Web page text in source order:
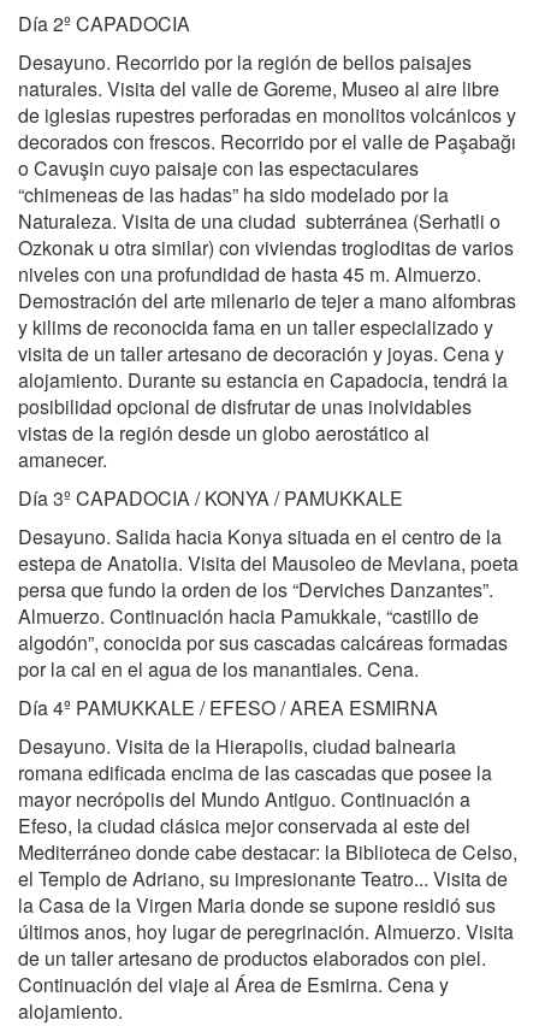
Día 2º CAPADOCIA
Desayuno. Recorrido por la región de bellos paisajes
naturales. Visita del valle de Goreme, Museo al aire libre
de iglesias rupestres perforadas en monolitos volcánicos y
decorados con frescos. Recorrido por el valle de Paşabağı
o Cavuşin cuyo paisaje con las espectaculares
“chimeneas de las hadas” ha sido modelado por la
Naturaleza. Visita de una ciudad subterránea (Serhatli o
Ozkonak u otra similar) con viviendas trogloditas de varios
niveles con una profundidad de hasta 45 m. Almuerzo.
Demostración del arte milenario de tejer a mano alfombras
y kilims de reconocida fama en un taller especializado y
visita de un taller artesano de decoración y joyas. Cena y
alojamiento. Durante su estancia en Capadocia, tendrá la
posibilidad opcional de disfrutar de unas inolvidables
vistas de la región desde un globo aerostático al
amanecer.
Día 3º CAPADOCIA / KONYA / PAMUKKALE
Desayuno. Salida hacia Konya situada en el centro de la
estepa de Anatolia. Visita del Mausoleo de Mevlana, poeta
persa que fundo la orden de los “Derviches Danzantes”.
Almuerzo. Continuación hacia Pamukkale, “castillo de
algodón”, conocida por sus cascadas calcáreas formadas
por la cal en el agua de los manantiales. Cena.
Día 4º PAMUKKALE / EFESO / AREA ESMIRNA
Desayuno. Visita de la Hierapolis, ciudad balnearia
romana edificada encima de las cascadas que posee la
mayor necrópolis del Mundo Antiguo. Continuación a
Efeso, la ciudad clásica mejor conservada al este del
Mediterráneo donde cabe destacar: la Biblioteca de Celso,
el Templo de Adriano, su impresionante Teatro... Visita de
la Casa de la Virgen Maria donde se supone residió sus
últimos anos, hoy lugar de peregrinación. Almuerzo. Visita
de un taller artesano de productos elaborados con piel.
Continuación del viaje al Área de Esmirna. Cena y
alojamiento.